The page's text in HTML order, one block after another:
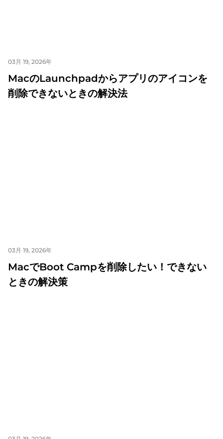
03月 19, 2026年
MacのLaunchpadからアプリのアイコンを
削除できないときの解決法
03月 19, 2026年
MacでBoot Campを削除したい！できない
ときの解決策